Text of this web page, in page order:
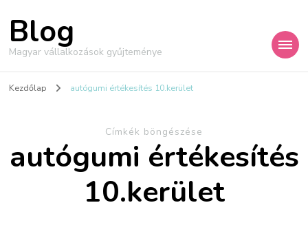
Blog
Magyar vállalkozások gyűjteménye
Kezdőlap autógumi értékesítés 10.kerület
Címkék böngészése
autógumi értékesítés
10.kerület